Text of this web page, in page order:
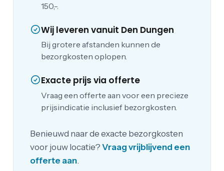
150,-.
Wij leveren vanuit Den Dungen
Bij grotere afstanden kunnen de
bezorgkosten oplopen.
Exacte prijs via offerte
Vraag een offerte aan voor een precieze
prijsindicatie inclusief bezorgkosten.
Benieuwd naar de exacte bezorgkosten
voor jouw locatie?Vraag vrijblijvend een
offerte aan.